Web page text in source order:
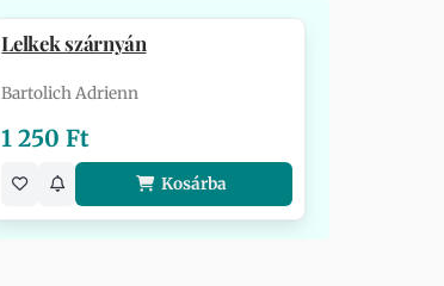
Lelkek szárnyán
Bartolich Adrienn
1 250 Ft
Kosárba